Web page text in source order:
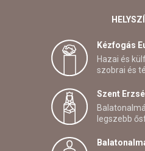
Kézfogás
Hazai és
szobrai és
Szent
legszebb